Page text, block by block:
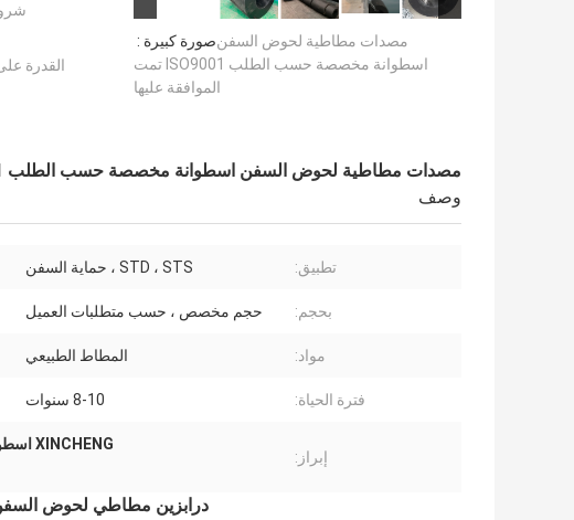
صورة كبيرة :مصدات مطاطية لحوض السفن
اسطوانة مخصصة حسب الطلب ISO9001 تمت
الموافقة عليها
القدرة
مصدات مطاطية لحوض السفن اسطوانة مخصصة حسب الطلب ISO9001 تمت الموافقة عليها
وصف
تطبيق: STD ، STS ، حماية السفن
بحجم: حجم مخصص ، حسب متطلبات العميل
مواد: المطاط الطبيعي
فترة الحياة: 8-10 سنوات
إبراز:
XINCHENG اسطوانة المطاط الحاجز
درابزين مطاطي لحوض